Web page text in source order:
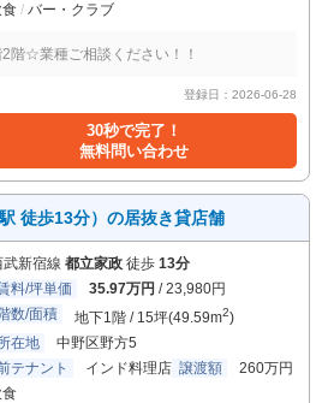
バー・クラブ
☆業種ご相談ください！！
登録日：2026-06-28
30秒で完了！
無料問い合わせ
徒歩13分）の居抜き貸店舗
武新宿線 都立家政 徒歩 13分
料/坪単価
35.97万円 / 23,980円
数/面積
地下1階 / 15坪(49.59m2)
在地
中野区野方5
テナント
インド料理店 譲渡額
260万円